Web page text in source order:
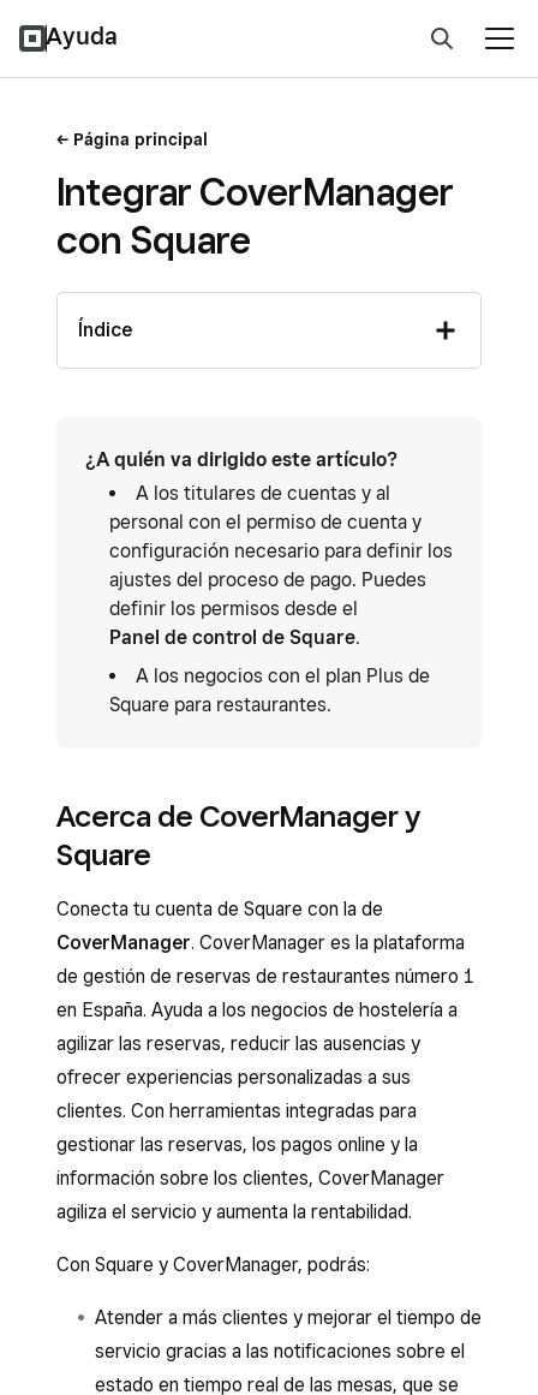
Ayuda
Página principal
Integrar CoverManager
con Square
Índice
¿A quién va dirigido este artículo?
A los titulares de cuentas y al
personal con el permiso de cuenta y
configuración necesario para definir los
ajustes del proceso de pago. Puedes
definir los permisos desde el
Panel de control de Square.
A los negocios con el plan Plus de
Square para restaurantes.
Acerca de CoverManager y
Square
Conecta tu cuenta de Square con la de
CoverManager. CoverManager es la plataforma
de gestión de reservas de restaurantes número 1
en España. Ayuda a los negocios de hostelería a
agilizar las reservas, reducir las ausencias y
ofrecer experiencias personalizadas a sus
clientes. Con herramientas integradas para
gestionar las reservas, los pagos online y la
información sobre los clientes, CoverManager
agiliza el servicio y aumenta la rentabilidad.
Con Square y CoverManager, podrás:
Atender a más clientes y mejorar el tiempo de
servicio gracias a las notificaciones sobre el
estado en tiempo real de las mesas, que se